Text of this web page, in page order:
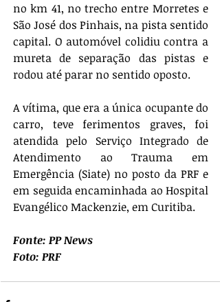
no km 41, no trecho entre Morretes e
São José dos Pinhais, na pista sentido
capital. O automóvel colidiu contra a
mureta de separação das pistas e
rodou até parar no sentido oposto.
A vítima, que era a única ocupante do
carro, teve ferimentos graves, foi
atendida pelo Serviço Integrado de
Atendimento ao Trauma em
Emergência (Siate) no posto da PRF e
em seguida encaminhada ao Hospital
Evangélico Mackenzie, em Curitiba.
Fonte: PP News
Foto: PRF